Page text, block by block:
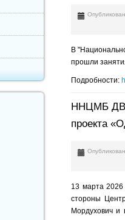
В
прошли
Подробности:
ННЦМБ ДВО
проекта
13 марта
стороны
Мордухович и